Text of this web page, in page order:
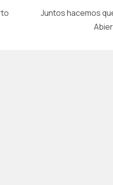
Juntos hacemos